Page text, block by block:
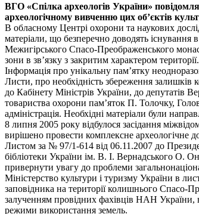
ВГО «Спілка археологів України»
археологічному вивченню цих об’єктів
В обласному Центрі охорони та наукових
матеріали, що безперечно доводять існування
Межигірського Спасо-Преображенського
зони в зв’язку з закритим характером території.
Інформація про унікальну пам’ятку
Листи, про необхідність збереження
до Кабінету Міністрів України, до
товариства охорони пам’яток П. Толочку,
адміністрація. Необхідні матеріали були
8 липня 2005 року відбулося засідання
вирішено провести комплексне археологічне
Листом за № 97/1-614 від 06.11.2007 до
бібліотеки України ім. В. І. Вернадського О.
привернути увагу до проблеми
Міністерство культури і туризму України в
заповідника на території колишнього Спасо-
залученням провідних фахівців НАН України,
режими використання земель.